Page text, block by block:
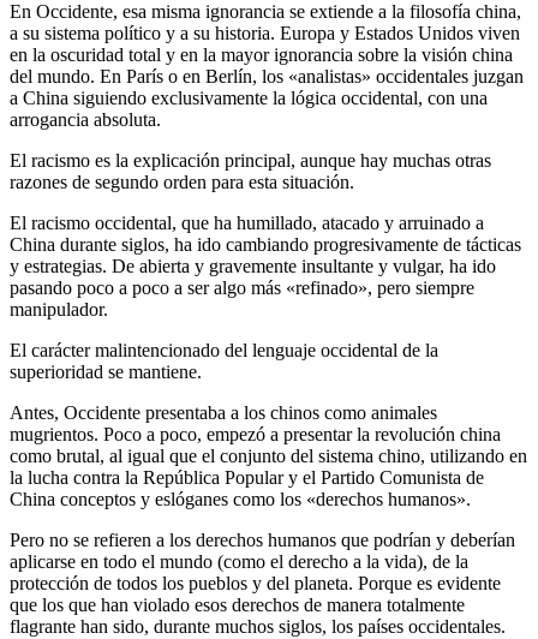
En Occidente, esa misma ignorancia se extiende a la filosofía china,
a su sistema político y a su historia. Europa y Estados Unidos viven
en la oscuridad total y en la mayor ignorancia sobre la visión china
del mundo. En París o en Berlín, los «analistas» occidentales juzgan
a China siguiendo exclusivamente la lógica occidental, con una
arrogancia absoluta.
El racismo es la explicación principal, aunque hay muchas otras
razones de segundo orden para esta situación.
El racismo occidental, que ha humillado, atacado y arruinado a
China durante siglos, ha ido cambiando progresivamente de tácticas
y estrategias. De abierta y gravemente insultante y vulgar, ha ido
pasando poco a poco a ser algo más «refinado», pero siempre
manipulador.
El carácter malintencionado del lenguaje occidental de la
superioridad se mantiene.
Antes, Occidente presentaba a los chinos como animales
mugrientos. Poco a poco, empezó a presentar la revolución china
como brutal, al igual que el conjunto del sistema chino, utilizando en
la lucha contra la República Popular y el Partido Comunista de
China conceptos y eslóganes como los «derechos humanos».
Pero no se refieren a los derechos humanos que podrían y deberían
aplicarse en todo el mundo (como el derecho a la vida), de la
protección de todos los pueblos y del planeta. Porque es evidente
que los que han violado esos derechos de manera totalmente
flagrante han sido, durante muchos siglos, los países occidentales.